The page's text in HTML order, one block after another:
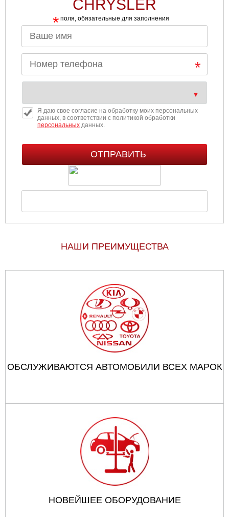
CHRYSLER
* поля, обязательные для заполнения
Я даю свое согласие на обработку моих персональных
данных, в соответствии с политикой обработки
персональныхданных.
НАШИ ПРЕИМУЩЕСТВА
ОБСЛУЖИВАЮТСЯ АВТОМОБИЛИ ВСЕХ МАРОК
НОВЕЙШЕЕ ОБОРУДОВАНИЕ